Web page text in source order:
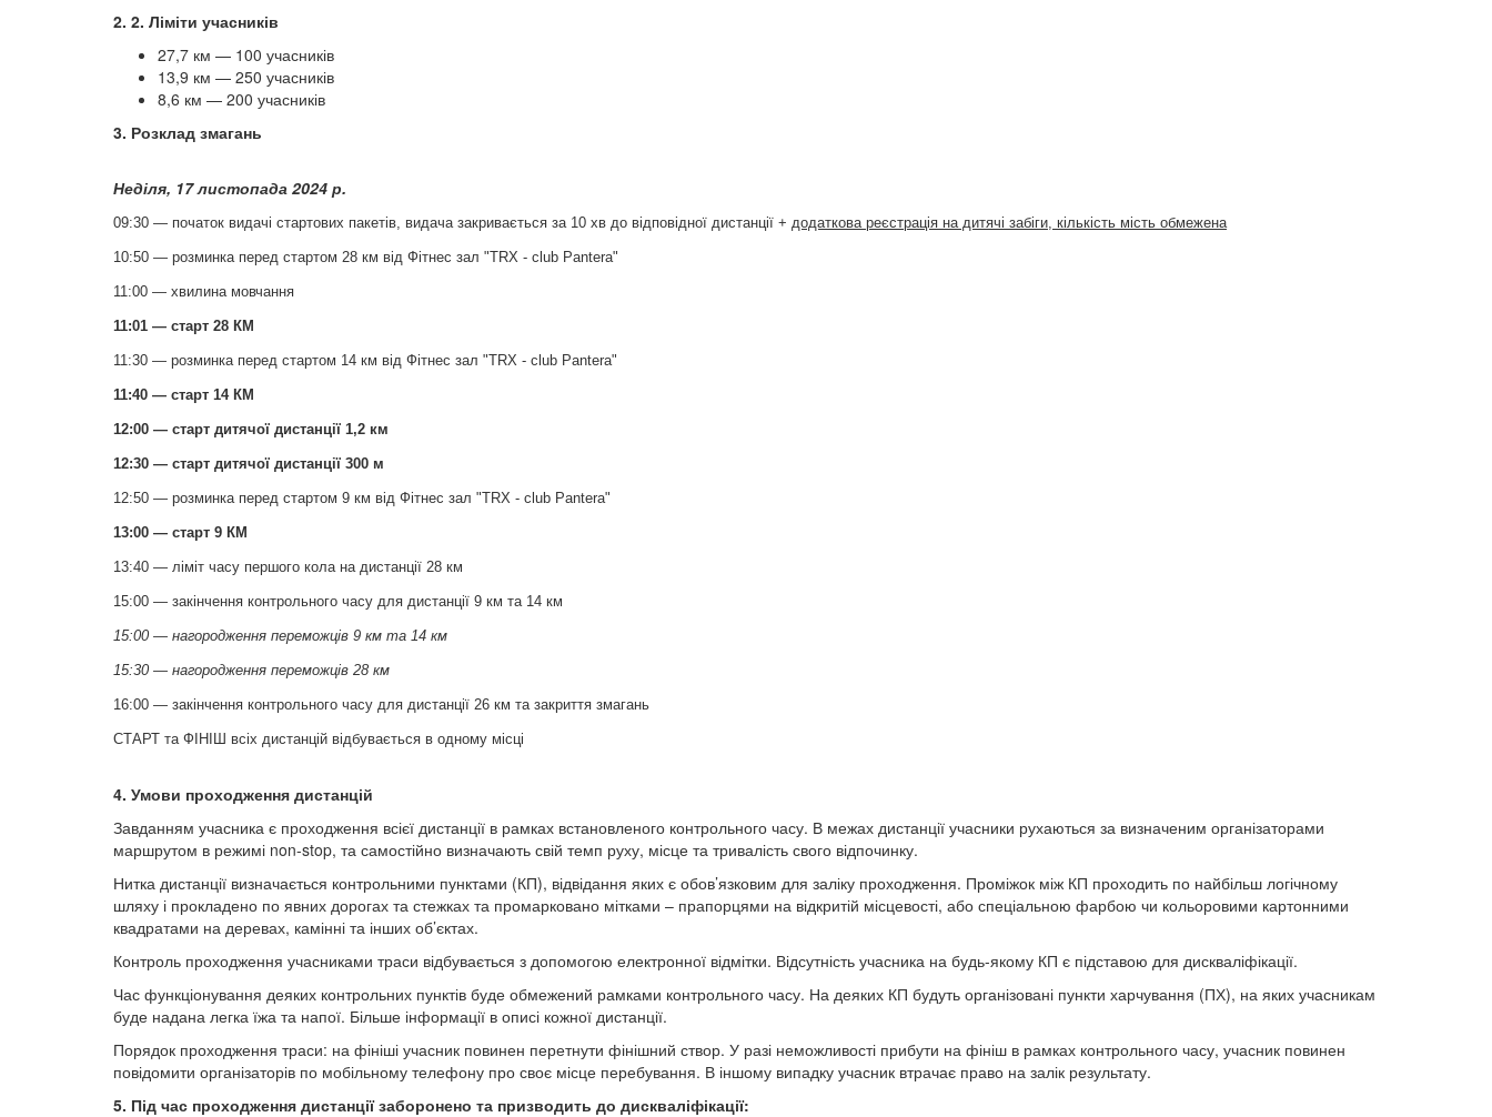
2. 2. Ліміти учасників
27,7 км — 100 учасників
13,9 км — 250 учасників
8,6 км — 200 учасників
3. Розклад змагань
Неділя, 17 листопада 2024 р.
09:30 — початок видачі стартових пакетів, видача закривається за 10 хв до відповідної дистанції + додаткова реєстрація на дитячі забіги, кількість мість обмежена
10:50 — розминка перед стартом 28 км від Фітнес зал "TRX - club Pantera"
11:00 — хвилина мовчання
11:01 — старт 28 КМ
11:30 — розминка перед стартом 14 км від Фітнес зал "TRX - club Pantera"
11:40 — старт 14 КМ
12:00 — старт дитячої дистанції 1,2 км
12:30 — старт дитячої дистанції 300 м
12:50 — розминка перед стартом 9 км від Фітнес зал "TRX - club Pantera"
13:00 — старт 9 КМ
13:40 — ліміт часу першого кола на дистанції 28 км
15:00 — закінчення контрольного часу для дистанції 9 км та 14 км
15:00 — нагородження переможців 9 км та 14 км
15:30 — нагородження переможців 28 км
16:00 — закінчення контрольного часу для дистанції 26 км та закриття змагань
СТАРТ та ФІНІШ всіх дистанцій відбувається в одному місці
4. Умови проходження дистанцій
Завданням учасника є проходження всієї дистанції в рамках встановленого контрольного часу. В межах дистанції учасники рухаються за визначеним організаторами
маршрутом в режимі non-stop, та самостійно визначають свій темп руху, місце та тривалість свого відпочинку.
Нитка дистанції визначається контрольними пунктами (КП), відвідання яких є обов’язковим для заліку проходження. Проміжок між КП проходить по найбільш логічному
шляху і прокладено по явних дорогах та стежках та промарковано мітками – прапорцями на відкритій місцевості, або спеціальною фарбою чи кольоровими картонними
квадратами на деревах, камінні та інших об’єктах.
Контроль проходження учасниками траси відбувається з допомогою електронної відмітки. Відсутність учасника на будь-якому КП є підставою для дискваліфікації.
Час функціонування деяких контрольних пунктів буде обмежений рамками контрольного часу. На деяких КП будуть організовані пункти харчування (ПХ), на яких учасникам
буде надана легка їжа та напої. Більше інформації в описі кожної дистанції.
Порядок проходження траси: на фініші учасник повинен перетнути фінішний створ. У разі неможливості прибути на фініш в рамках контрольного часу, учасник повинен
повідомити організаторів по мобільному телефону про своє місце перебування. В іншому випадку учасник втрачає право на залік результату.
5. Під час проходження дистанції заборонено та призводить до дискваліфікації: